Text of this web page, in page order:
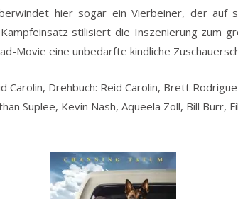
hier sogar ein Vierbeiner, der auf
stilisiert die Inszenierung zum
Movie eine unbedarfte kindliche
Carolin, Drehbuch: Reid Carolin, Brett
Suplee, Kevin Nash, Aqueela Zoll, Bill Burr,